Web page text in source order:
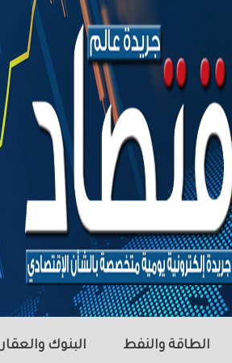
الطاقة والنفط البنوك والعقار